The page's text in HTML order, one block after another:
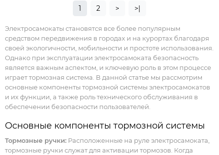
1 2 > >|
Электросамокаты становятся все более популярным
средством передвижения в городах и на курортах благодаря
своей экологичности, мобильности и простоте использования.
Однако при эксплуатации электросамоката безопасность
является важным аспектом, и ключевую роль в этом процессе
играет тормозная система. В данной статье мы рассмотрим
основные компоненты тормозной системы электросамокатов
и их функции, а также роль технического обслуживания в
обеспечении безопасности пользователей.
Основные компоненты тормозной системы
Тормозные ручки: Расположенные на руле электросамоката,
тормозные ручки служат для активации тормозов. Когда